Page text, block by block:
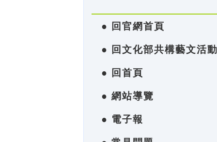
● 回官網首頁
● 回文化部共構藝文活
● 回首頁
● 網站導覽
● 電子報